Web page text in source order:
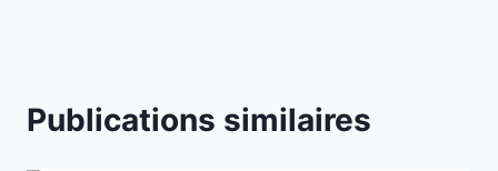
Publications similaires